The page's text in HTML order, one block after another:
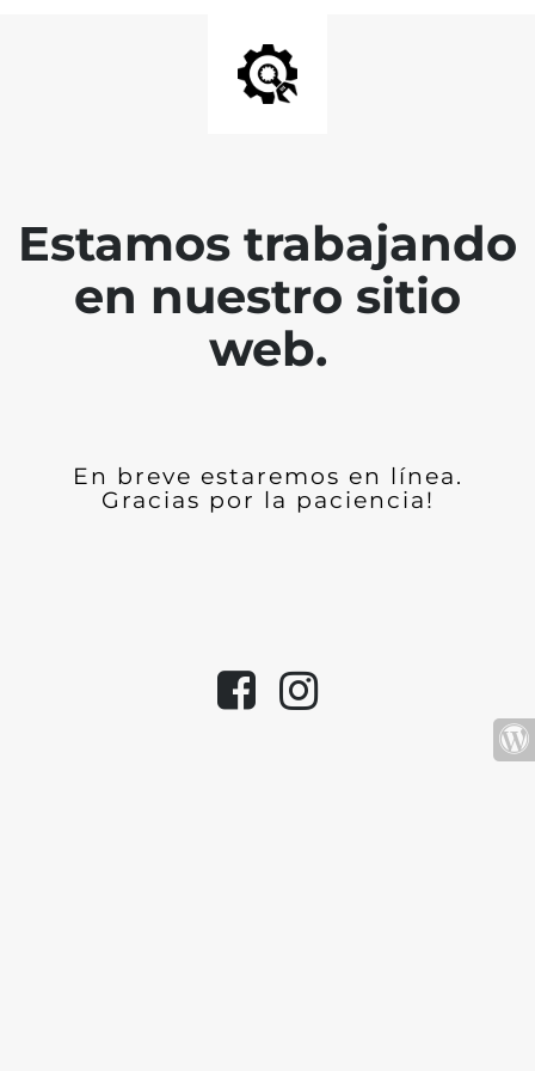
Estamos trabajando
en nuestro sitio
web.
En breve estaremos en línea.
Gracias por la paciencia!